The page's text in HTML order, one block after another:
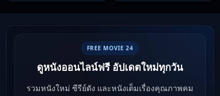
FREE MOVIE 24
ดูหนังออนไลน์ฟรี อัปเดตใหม่ทุกวัน
รวมหนังใหม่ ซีรีย์ดัง และหนังเต็มเรื่องคุณภาพคม